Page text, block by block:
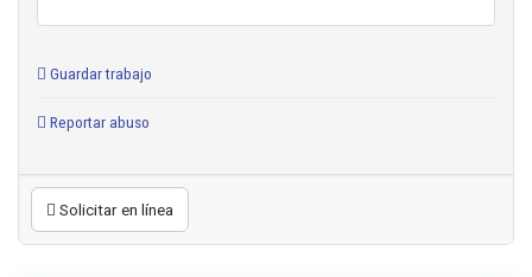
Guardar trabajo
Reportar abuso
Solicitar en línea